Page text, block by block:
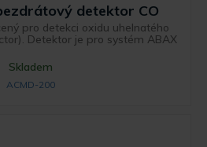
detektor CO
pro detekci oxidu uhelnatého
Detektor je pro systém ABAX
Skladem
ACMD-200